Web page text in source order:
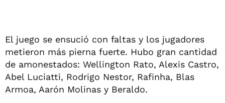
El juego se ensució con faltas y los jugadores
metieron más pierna fuerte. Hubo gran cantidad
de amonestados: Wellington Rato, Alexis Castro,
Abel Luciatti, Rodrigo Nestor, Rafinha, Blas
Armoa, Aarón Molinas y Beraldo.